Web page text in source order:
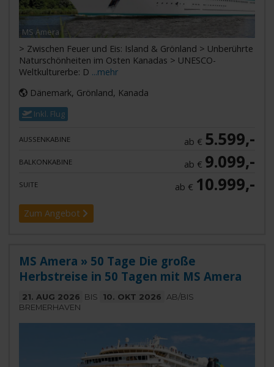
MS Amera
> Zwischen Feuer und Eis: Island & Grönland > Unberührte
Naturschönheiten im Osten Kanadas > UNESCO-
Weltkulturerbe: D ...mehr
Dänemark, Grönland, Kanada
Inkl. Flug
AUSSENKABINE ab € 5.599,-
BALKONKABINE ab € 9.099,-
SUITE ab € 10.999,-
Zum Angebot
MS Amera » 50 Tage Die große
Herbstreise in 50 Tagen mit MS Amera
21. AUG 2026 BIS 10. OKT 2026
AB/BIS
BREMERHAVEN